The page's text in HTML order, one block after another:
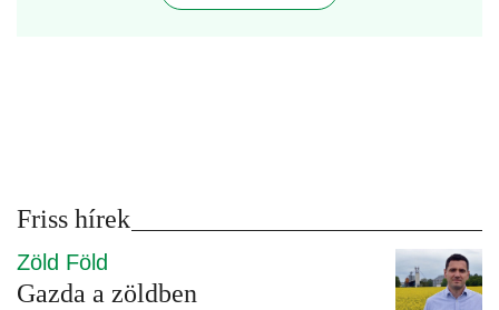
Friss hírek
Zöld Föld
Gazda a zöldben